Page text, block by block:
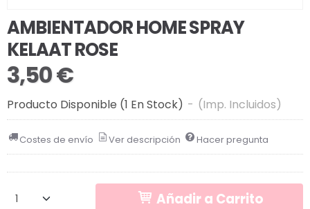
AMBIENTADOR HOME SPRAY
KELAAT ROSE
3,50 €
Producto Disponible (1 En Stock) - (Imp. Incluidos)
Costes de envío Ver descripción Hacer pregunta
Añadir a Carrito